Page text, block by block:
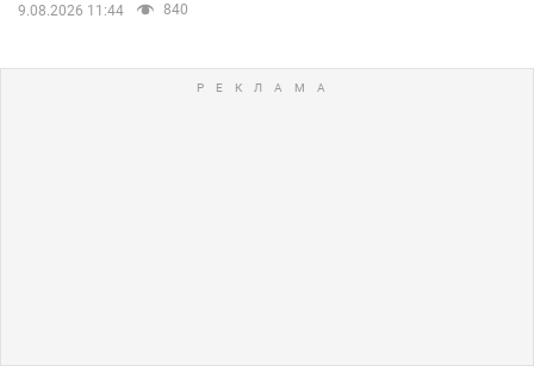
9.08.2026 11:44 840